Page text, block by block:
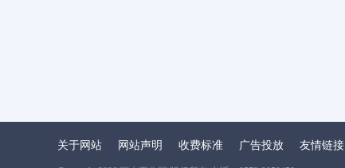
关于网站 网站声明 收费标准 广告投放 友情链接